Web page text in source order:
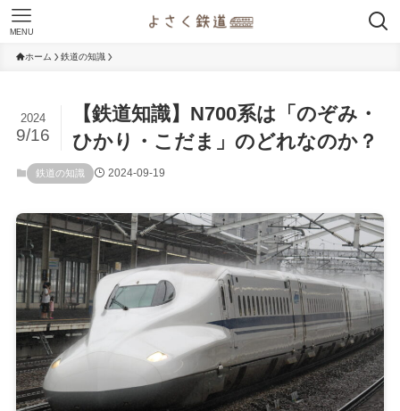
MENU
ホーム 鉄道の知識
【鉄道知識】N700系は「のぞみ・
ひかり・こだま」のどれなのか？
2024
9/16
鉄道の知識 2024-09-19